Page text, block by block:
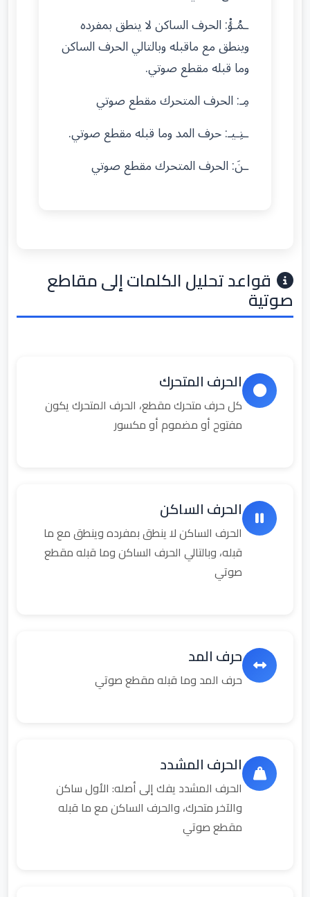
ـمُـؤْ: الحرف الساكن لا ينطق بمفرده
وينطق مع ماقبله وبالتالي الحرف الساكن
وما قبله مقطع صوتي.
مِـ: الحرف المتحرك مقطع صوتي
ـنِـيـ: حرف المد وما قبله مقطع صوتي.
ـنَ: الحرف المتحرك مقطع صوتي
قواعد تحليل الكلمات إلى مقاطع
صوتية
الحرف المتحرك
كل حرف متحرك مقطع، الحرف المتحرك يكون
مفتوح أو مضموم أو مكسور
الحرف الساكن
الحرف الساكن لا ينطق بمفرده وينطق مع ما
قبله، وبالتالي الحرف الساكن وما قبله مقطع
صوتي
حرف المد
حرف المد وما قبله مقطع صوتي
الحرف المشدد
الحرف المشدد يفك إلى أصله: الأول ساكن
والآخر متحرك، والحرف الساكن مع ما قبله
مقطع صوتي